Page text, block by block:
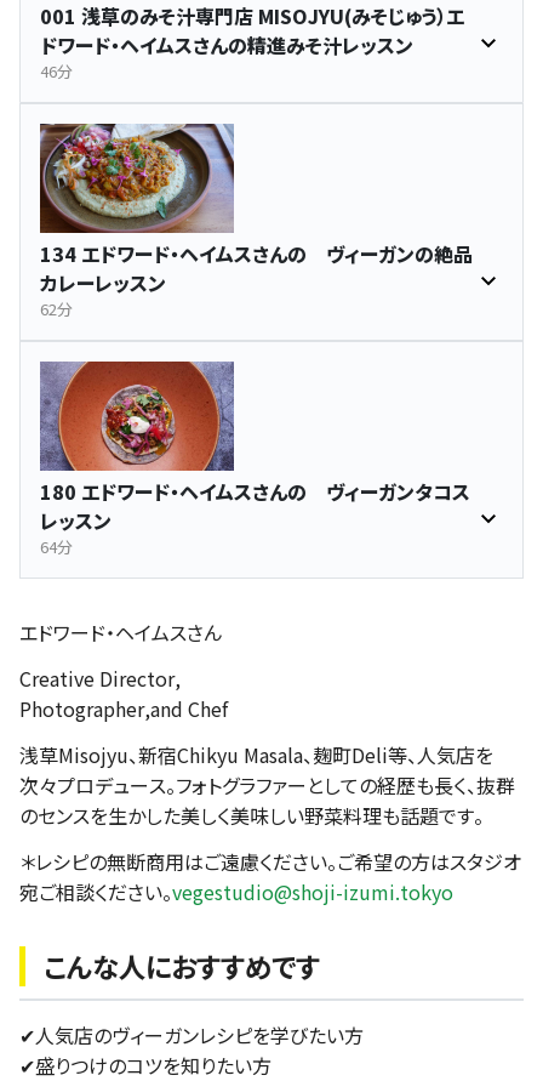
001 浅草のみそ汁専門店 MISOJYU(みそじゅう）エ
ドワード・ヘイムスさんの精進みそ汁レッスン
46分
134 エドワード・ヘイムスさんの ヴィーガンの絶品
カレーレッスン
62分
180 エドワード・ヘイムスさんの ヴィーガンタコス
レッスン
64分
エドワード・ヘイムスさん
Creative Director,
Photographer,and Chef
浅草Misojyu、新宿Chikyu Masala、麹町Deli等、人気店を
次々プロデュース。フォトグラファーとしての経歴も長く、抜群
のセンスを生かした美しく美味しい野菜料理も話題です。
＊レシピの無断商用はご遠慮ください。ご希望の方はスタジオ
宛ご相談ください。vegestudio@shoji-izumi.tokyo
こんな人におすすめです
✔︎人気店のヴィーガンレシピを学びたい方
✔︎盛りつけのコツを知りたい方